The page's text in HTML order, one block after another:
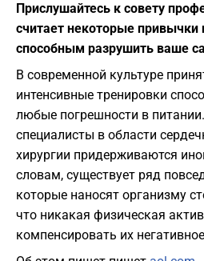
Прислушайтесь к совету
считает некоторые привычки
способным разрушить ваше
​В современной культуре
интенсивные тренировки
любые погрешности в
специалисты в области
хирургии придерживаются
словам, существует ряд
которые наносят организму
что никакая физическая
компенсировать их